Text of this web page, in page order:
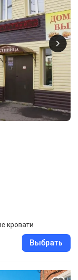
кровати
Выбрать